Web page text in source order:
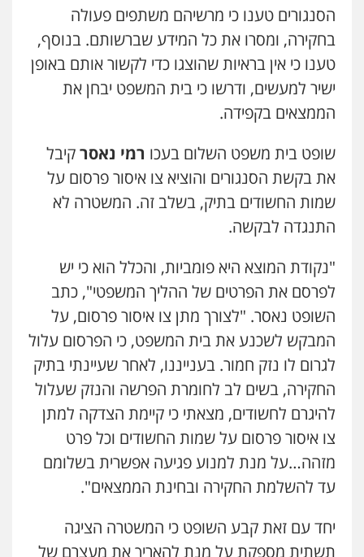
גל דהן – משרד עורך דין פלילי
סמים
וחקירות
0544723840
פלילי עורכי דין לענייני אסירים מעצרים
סמים רכוש
0548009246
עו"ד אלון ארז
0507368203
שחר לדובסקי, עו"ד
עורכי
דין לענייני אסירים
0507913332
עו"ד איהאב ג'לג'ולי
פלילי מעצרים וחקירות עורכי דין לענייני
אסירים
0505216700
פלילי צבאי מעצרים וחקירות
0547342002
הסנגורים טענו כי מרשיהם משתפים פעולה
בחקירה, ומסרו את כל המידע שברשותם. בנוסף,
טענו כי אין בראיות שהוצגו כדי לקשור אותם באופן
ישיר למעשים, ודרשו כי בית המשפט יבחן את
הממצאים בקפידה.
שופט בית משפט השלום בעכו רמי נאסרקיבל
את בקשת הסנגורים והוציא צו איסור פרסום על
שמות החשודים בתיק, בשלב זה. המשטרה לא
התנגדה לבקשה.
"נקודת המוצא היא פומביות, והכלל הוא כי יש
לפרסם את הפרטים של ההליך המשפטי", כתב
השופט נאסר. "לצורך מתן צו איסור פרסום, על
המבקש לשכנע את בית המשפט, כי הפרסום עלול
לגרום לו נזק חמור. בענייננו, לאחר שעיינתי בתיק
החקירה, בשים לב לחומרת הפרשה והנזק שעלול
להיגרם לחשודים, מצאתי כי קיימת הצדקה למתן
צו איסור פרסום על שמות החשודים וכל פרט
מזהה…על מנת למנוע פגיעה אפשרית בשלומם
עד להשלמת החקירה ובחינת הממצאים".
יחד עם זאת קבע השופט כי המשטרה הציגה
תשתית מספקת על מנת להאריך את מעצרם של
פלילי עורכי דין לענייני אסירים תעבורה
0507120031
עו"ד אייל אביטל
מעצרים וחקירות
0544712201
עו"ד בועז קניג
פלילי משפחה כלכלי צבאי
0507003001
ויקי שמואל – משרד עו"ד
פלילי משפט פלילי
0528959600
קורל קרוז – עורך דין פלילי
משפט פלילי
עו"ד עלי סעדי
פלילי פשיעה חמורה ליווי וייצוג בחקירות
ומעצרים
0508824984
עו"ד שגיא אקו